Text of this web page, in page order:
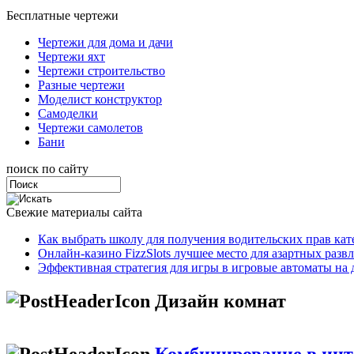
Бесплатные чертежи
Чертежи для дома и дачи
Чертежи яхт
Чертежи строительство
Разные чертежи
Моделист конструктор
Самоделки
Чертежи самолетов
Бани
поиск по сайту
Свежие материалы сайта
Как выбрать школу для получения водительских прав
Онлайн-казино FizzSlots лучшее место для азартных
Эффективная стратегия для игры в игровые автоматы на
Дизайн комнат